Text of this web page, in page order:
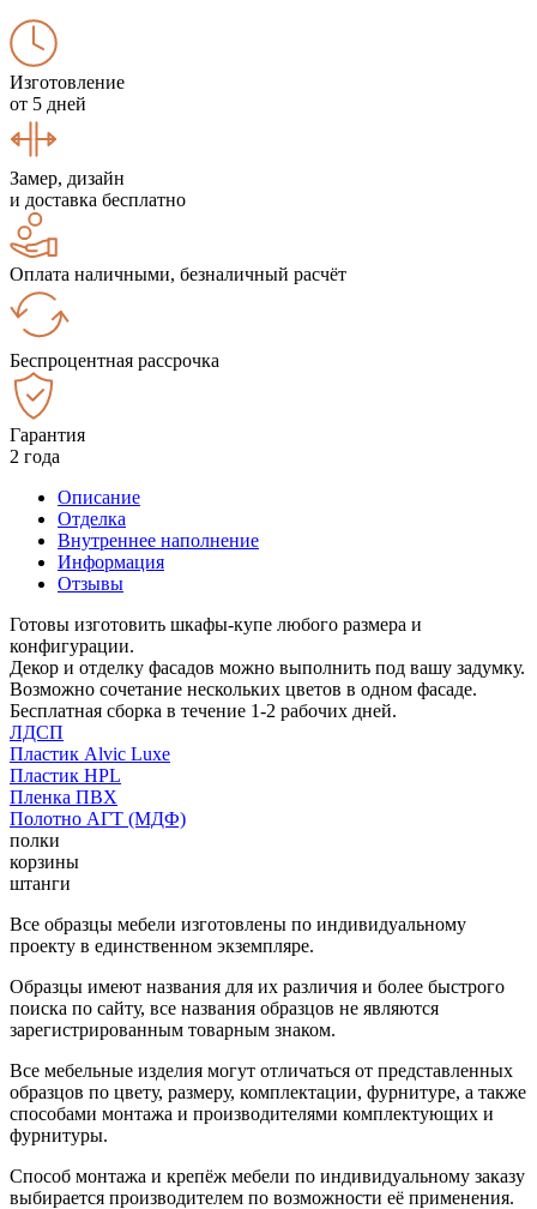
Изготовление
от 5 дней
Замер, дизайн
и доставка бесплатно
Оплата наличными, безналичный расчёт
Беспроцентная рассрочка
Гарантия
2 года
Описание
Отделка
Внутреннее наполнение
Информация
Отзывы
Готовы изготовить шкафы-купе любого размера и
конфигурации.
Декор и отделку фасадов можно выполнить под вашу задумку.
Возможно сочетание нескольких цветов в одном фасаде.
Бесплатная сборка в течение 1-2 рабочих дней.
ЛДСП
Пластик Alvic Luxe
Пластик HPL
Пленка ПВХ
Полотно АГТ (МДФ)
полки
корзины
штанги
Все образцы мебели изготовлены по индивидуальному
проекту в единственном экземпляре.
Образцы имеют названия для их различия и более быстрого
поиска по сайту, все названия образцов не являются
зарегистрированным товарным знаком.
Все мебельные изделия могут отличаться от представленных
образцов по цвету, размеру, комплектации, фурнитуре, а также
способами монтажа и производителями комплектующих и
фурнитуры.
Способ монтажа и крепёж мебели по индивидуальному заказу
выбирается производителем по возможности её применения.